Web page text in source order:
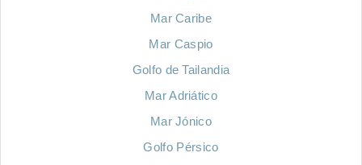
Mar Caribe
Mar Caspio
Golfo de Tailandia
Mar Adriático
Mar Jónico
Golfo Pérsico